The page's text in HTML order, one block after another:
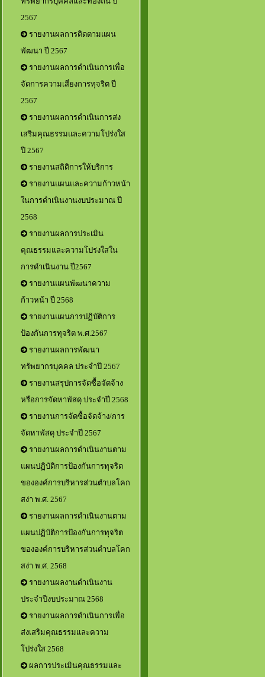
2567
รายงานผลการติดตามแผน
พัฒนา ปี 2567
รายงานผลการดำเนินการเพื่อ
จัดการความเสี่ยงการทุจริต ปี
2567
รายงานผลการดำเนินการส่ง
เสริมคุณธรรมและความโปร่งใส
ปี 2567
รายงานสถิติการให้บริการ
รายงานแผนและความก้าวหน้า
ในการดำเนินงานงบประมาณ ปี
2568
รายงานผลการประเมิน
คุณธรรมและความโปร่งใสใน
การดำเนินงาน ปี2567
รายงานแผนพัฒนาความ
ก้าวหน้า ปี 2568
รายงานแผนการปฏิบัติการ
ป้องกันการทุจริต พ.ศ.2567
รายงานผลการพัฒนา
ทรัพยากรบุคคล ประจำปี 2567
รายงานสรุปการจัดซื้อจัดจ้าง
หรือการจัดหาพัสดุ ประจำปี 2568
รายงานการจัดซื้อจัดจ้าง/การ
จัดหาพัสดุ ประจำปี 2567
รายงานผลการดำเนินงานตาม
แผนปฏิบัติการป้องกันการทุจริต
ขององค์การบริหารส่วนตำบลโคก
สง่า พ.ศ. 2567
รายงานผลการดำเนินงานตาม
แผนปฏิบัติการป้องกันการทุจริต
ขององค์การบริหารส่วนตำบลโคก
สง่า พ.ศ. 2568
รายงานผลงานดำเนินงาน
ประจำปีงบประมาณ 2568
รายงานผลการดำเนินการเพื่อ
ส่งเสริมคุณธรรมและความ
โปร่งใส 2568
ผลการประเมินคุณธรรมและ